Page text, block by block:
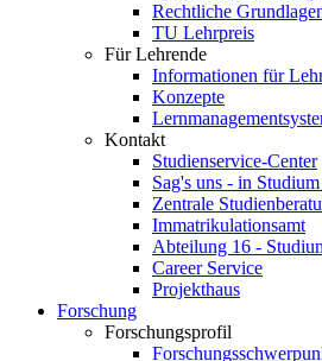
Rechtliche
TU Lehrpreis
Für Lehrende
Informationen für
Konzepte
Kontakt
Studienservice-Center
Sag's uns - in
Zentrale
Immatrikulationsamt
Abteilung 16 -
Career Service
Projekthaus
Forschung
Forschungsprofil